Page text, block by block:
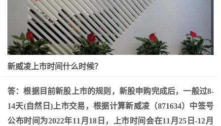
新威凌上市时间什么时候？
答：根据目前新股上市的规则，新股申购完成后，一般过8-
14天(自然日)上市交易，根据计算新威凌（871634）中签号
公布时间为2022年11月18日，上市时间会在11月25日-12月